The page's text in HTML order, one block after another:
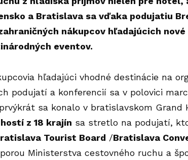
a Bratislava sa vďaka podujatiu
nákupcov hľadajúcich
eventov.
hľadajúci vhodné destinácie na
podujatí a konferencií sa v polovici
sa konalo v bratislavskom Grand
z 18 krajín sa stretlo na podujatí,
Tourist Board /Bratislava
Ministerstva cestovného ruchu a